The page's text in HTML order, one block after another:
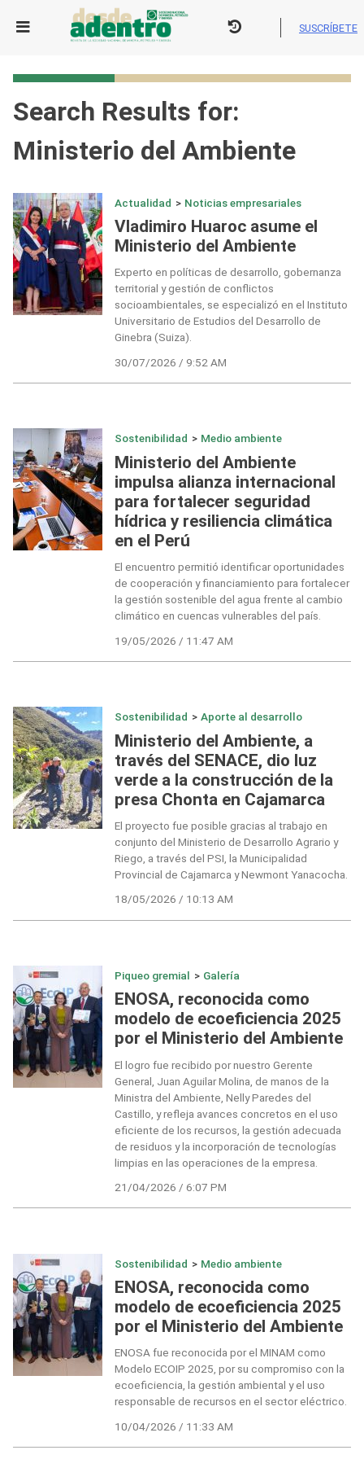
SUSCRÍBETE
Search Results for:
Ministerio del Ambiente
Actualidad > Noticias empresariales
Vladimiro Huaroc asume el
Ministerio del Ambiente
Experto en políticas de desarrollo, gobernanza
territorial y gestión de conflictos
socioambientales, se especializó en el Instituto
Universitario de Estudios del Desarrollo de
Ginebra (Suiza).
30/07/2026 / 9:52 AM
Sostenibilidad > Medio ambiente
Ministerio del Ambiente
impulsa alianza internacional
para fortalecer seguridad
hídrica y resiliencia climática
en el Perú
El encuentro permitió identificar oportunidades
de cooperación y financiamiento para fortalecer
la gestión sostenible del agua frente al cambio
climático en cuencas vulnerables del país.
19/05/2026 / 11:47 AM
Sostenibilidad > Aporte al desarrollo
Ministerio del Ambiente, a
través del SENACE, dio luz
verde a la construcción de la
presa Chonta en Cajamarca
El proyecto fue posible gracias al trabajo en
conjunto del Ministerio de Desarrollo Agrario y
Riego, a través del PSI, la Municipalidad
Provincial de Cajamarca y Newmont Yanacocha.
18/05/2026 / 10:13 AM
Piqueo gremial > Galería
ENOSA, reconocida como
modelo de ecoeficiencia 2025
por el Ministerio del Ambiente
El logro fue recibido por nuestro Gerente
General, Juan Aguilar Molina, de manos de la
Ministra del Ambiente, Nelly Paredes del
Castillo, y refleja avances concretos en el uso
eficiente de los recursos, la gestión adecuada
de residuos y la incorporación de tecnologías
limpias en las operaciones de la empresa.
21/04/2026 / 6:07 PM
Sostenibilidad > Medio ambiente
ENOSA, reconocida como
modelo de ecoeficiencia 2025
por el Ministerio del Ambiente
ENOSA fue reconocida por el MINAM como
Modelo ECOIP 2025, por su compromiso con la
ecoeficiencia, la gestión ambiental y el uso
responsable de recursos en el sector eléctrico.
10/04/2026 / 11:33 AM